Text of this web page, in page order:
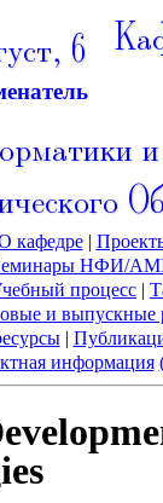
6
и
кафедре|
НФИ/
процесс |
и выпускные
|
информация